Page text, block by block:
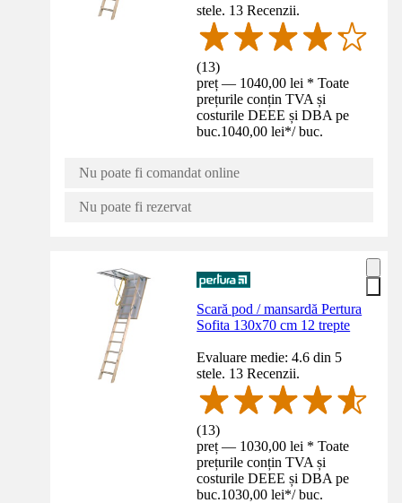
stele. 13 Recenzii.
(13)
preț — 1040,00 lei * Toate
prețurile conțin TVA și
costurile DEEE și DBA pe
buc.1040,00 lei*/ buc.
Nu poate fi comandat online
Nu poate fi rezervat
Scară pod / mansardă Pertura
Sofita 130x70 cm 12 trepte
Evaluare medie: 4.6 din 5
stele. 13 Recenzii.
(13)
preț — 1030,00 lei * Toate
prețurile conțin TVA și
costurile DEEE și DBA pe
buc.1030,00 lei*/ buc.